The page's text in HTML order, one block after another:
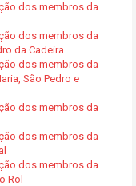
dos membros da
dos membros da
da Cadeira
dos membros da
São Pedro e
dos membros da
dos membros da
dos membros da
Rol